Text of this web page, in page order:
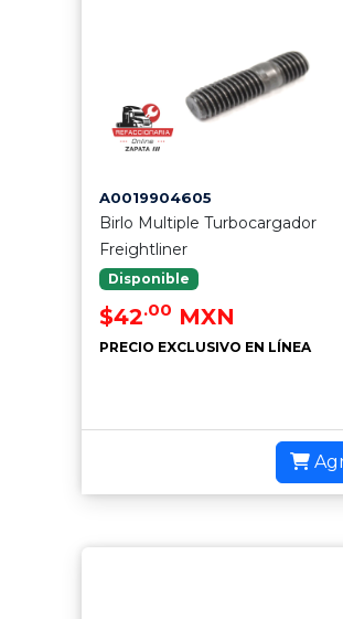
A0019904605
Birlo Multiple Turbocargador
Freightliner
Disponible
$42.00 MXN
PRECIO EXCLUSIVO EN LÍNEA